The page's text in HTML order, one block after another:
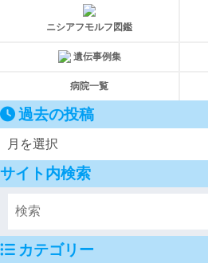
ニシアフモルフ図鑑
遺伝事例集
病院一覧
過去の投稿
サイト内検索
カテゴリー